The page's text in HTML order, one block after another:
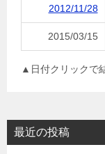
2012/11/28
2015/03/15
▲日付クリックで
最近の投稿